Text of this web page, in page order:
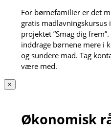
For børnefamilier er det
gratis madlavningskursus
projektet ”Smag dig
inddrage børnene mere i
og sundere mad. Tag
være med.
×
Økonomisk